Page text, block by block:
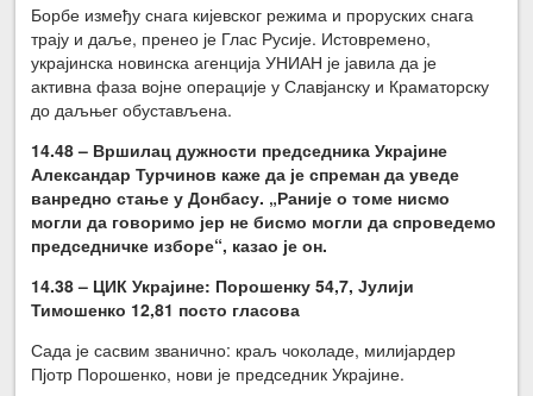
Борбе између снага кијевског режима и проруских снага
трају и даље, пренео је Глас Русије. Истовремено,
украјинска новинска агенција УНИАН је јавила да је
активна фаза војне операције у Славјанску и Краматорску
до даљњег обустављена.
14.48 – Вршилац дужности председника Украјине
Александар Турчинов каже да је спреман да уведе
ванредно стање у Донбасу. „Раније о томе нисмо
могли да говоримо јер не бисмо могли да спроведемо
председничке изборе“, казао је он.
14.38 – ЦИК Украјине: Порошенку 54,7, Јулији
Тимошенко 12,81 посто гласова
Сада је сасвим званично: краљ чоколаде, милијардер
Пјотр Порошенко, нови је председник Украјине.